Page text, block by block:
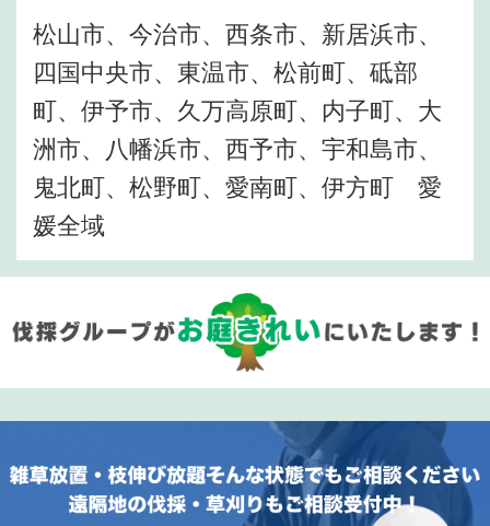
松山市、今治市、西条市、新居浜市、
四国中央市、東温市、松前町、砥部
町、伊予市、久万高原町、内子町、大
洲市、八幡浜市、西予市、宇和島市、
鬼北町、松野町、愛南町、伊方町 愛
媛全域